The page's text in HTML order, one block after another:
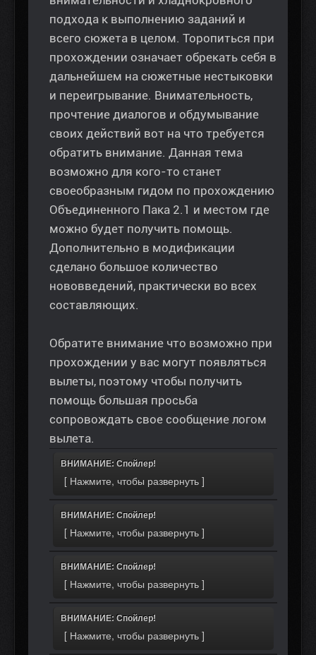
подхода к выполнению заданий и
всего сюжета в целом. Торопиться при
прохождении означает обрекать себя в
дальнейшем на сюжетные нестыковки
и переигрывание. Внимательность,
прочтение диалогов и обдумывание
своих действий вот на что требуется
обратить внимание. Данная тема
возможно для кого-то станет
своеобразным гидом по прохождению
Объединенного Пака 2.1 и местом где
можно будет получить помощь.
Дополнительно в модификации
сделано большое количество
нововведений, практически во всех
составляющих.
Обратите внимание что возможно при
прохождении у вас могут появляться
вылеты, поэтому чтобы получить
помощь большая просьба
сопровождать свое сообщение логом
вылета.
ВНИМАНИЕ: Спойлер!
ВНИМАНИЕ: Спойлер!
ВНИМАНИЕ: Спойлер!
ВНИМАНИЕ: Спойлер!